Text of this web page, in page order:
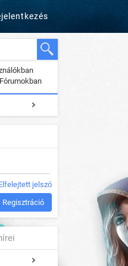
Fórumokban
jelszó
Regisztráció